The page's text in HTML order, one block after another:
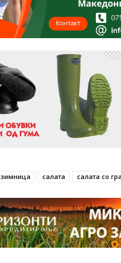
зимница салата салата со